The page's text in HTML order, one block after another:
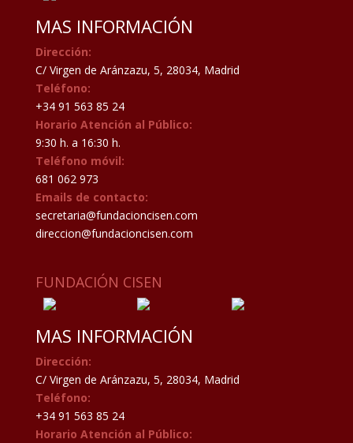
MAS INFORMACIÓN
Dirección:
C/ Virgen de Aránzazu, 5, 28034, Madrid
Teléfono:
+34 91 563 85 24
Horario Atención al Público:
9:30 h. a 16:30 h.
Teléfono móvil:
681 062 973
Emails de contacto:
secretaria@fundacioncisen.com
direccion@fundacioncisen.com
FUNDACIÓN CISEN
MAS INFORMACIÓN
Dirección:
C/ Virgen de Aránzazu, 5, 28034, Madrid
Teléfono:
+34 91 563 85 24
Horario Atención al Público: